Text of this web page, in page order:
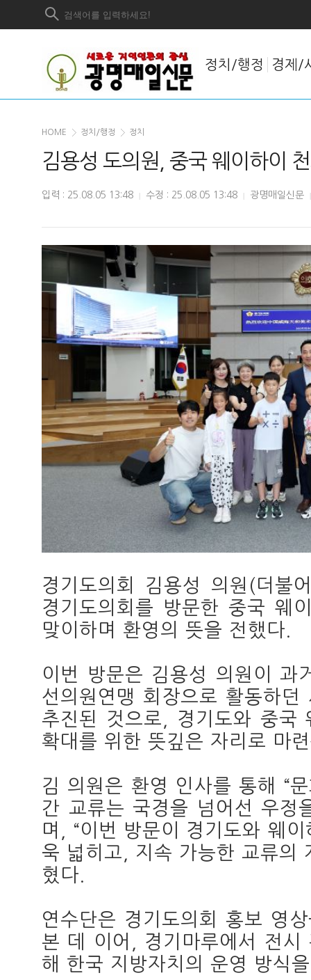
정치/행정 경제/
HOME 정치/행정 정치
김용성 도의원, 중국 웨이하이
입력 : 25.08.05 13:48 | 수정 : 25.08.05 13:48 | 광명매일신문 |
경기도의회 김용성 의원(더불
경기도의회를 방문한 중국 웨
맞이하며 환영의 뜻을 전했다.
이번 방문은 김용성 의원이 과
선의원연맹 회장으로 활동하
추진된 것으로, 경기도와 중국
확대를 위한 뜻깊은 자리로 마
김 의원은 환영 인사를 통해 “
간 교류는 국경을 넘어선 우정
며, “이번 방문이 경기도와 웨
욱 넓히고, 지속 가능한 교류의
혔다.
연수단은 경기도의회 홍보 영
본 데 이어, 경기마루에서 전시
해 한국 지방자치의 운영 방식